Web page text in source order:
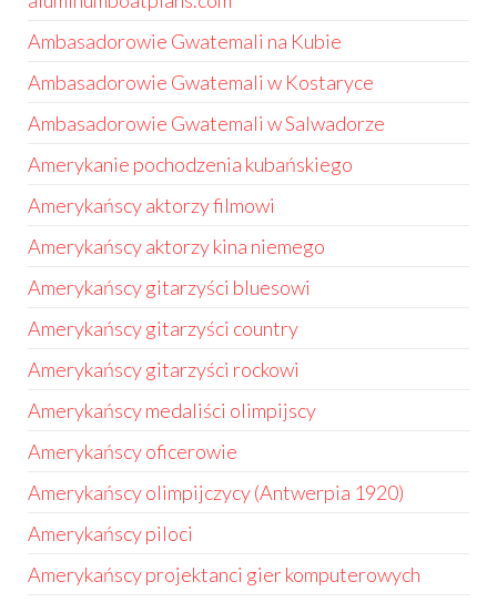
Ambasadorowie Gwatemali na Kubie
Ambasadorowie Gwatemali w Kostaryce
Ambasadorowie Gwatemali w Salwadorze
Amerykanie pochodzenia kubańskiego
Amerykańscy aktorzy filmowi
Amerykańscy aktorzy kina niemego
Amerykańscy gitarzyści bluesowi
Amerykańscy gitarzyści country
Amerykańscy gitarzyści rockowi
Amerykańscy medaliści olimpijscy
Amerykańscy oficerowie
Amerykańscy olimpijczycy (Antwerpia 1920)
Amerykańscy piloci
Amerykańscy projektanci gier komputerowych